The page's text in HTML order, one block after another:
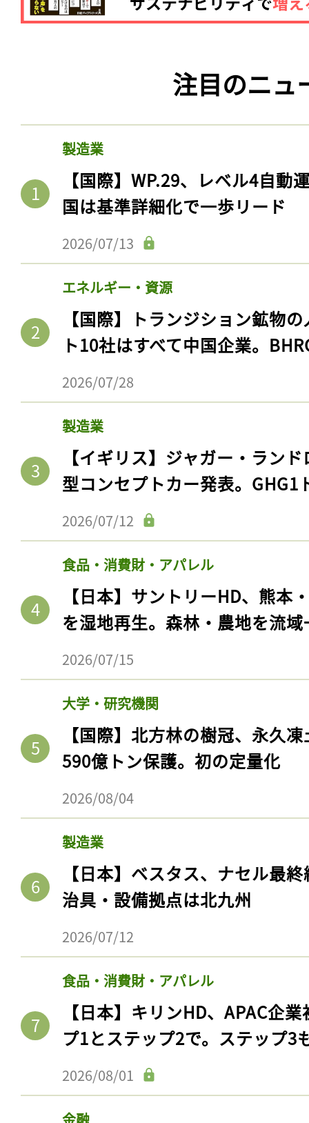
注目のニュ
製造業
【国際】WP.29、レベル4自動
国は基準詳細化で一歩リード
2026/07/13
エネルギー・資源
【国際】トランジション鉱物
ト10社はすべて中国企業。
2026/07/28
製造業
【イギリス】ジャガー・ラン
型コンセプトカー発表。GHG1
2026/07/12
食品・消費財・アパレル
【日本】サントリーHD、熊本
を湿地再生。森林・農地を流
2026/07/15
大学・研究機関
【国際】北方林の樹冠、永久
590億トン保護。初の定量化
2026/08/04
製造業
【日本】ベスタス、ナセル最
治具・設備拠点は北九州
2026/07/12
食品・消費財・アパレル
【日本】キリンHD、APAC企
プ1とステップ2で。ステップ3
2026/08/01